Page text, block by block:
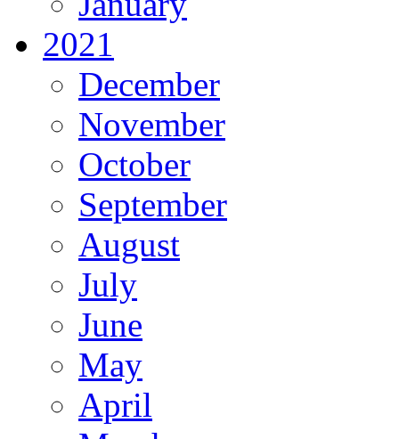
2021
December
November
October
September
August
July
June
May
April